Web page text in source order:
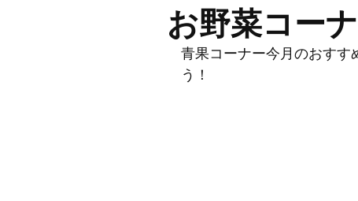
お野菜コー
青果コーナー今月のおすす
う！